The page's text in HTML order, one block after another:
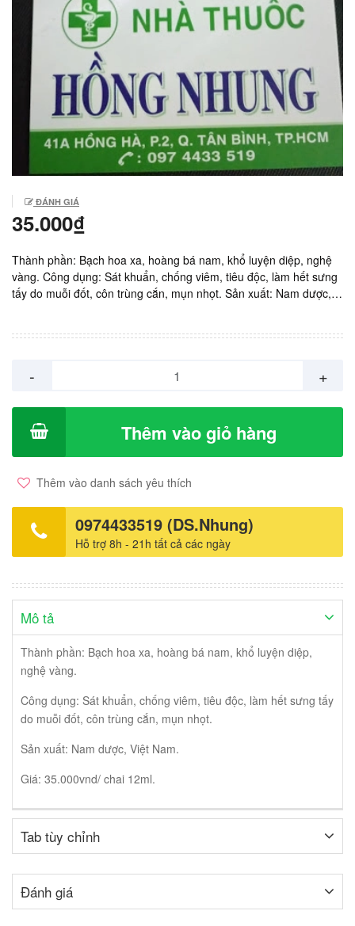
ĐÁNH GIÁ
35.000₫
Thành phần: Bạch hoa xa, hoàng bá nam, khổ luyện diệp, nghệ
vàng. Công dụng: Sát khuẩn, chống viêm, tiêu độc, làm hết sưng
tấy do muỗi đốt, côn trùng cắn, mụn nhọt. Sản xuất: Nam dược,
- +
Thêm vào giỏ hàng
Thêm vào danh sách yêu thích
0974433519 (DS.Nhung)
Hỗ trợ 8h - 21h tất cả các ngày
Mô tả
Thành phần: Bạch hoa xa, hoàng bá nam, khổ luyện diệp,
nghệ vàng.
Công dụng: Sát khuẩn, chống viêm, tiêu độc, làm hết sưng tấy
do muỗi đốt, côn trùng cắn, mụn nhọt.
Sản xuất: Nam dược, Việt Nam.
Giá: 35.000vnd/ chai 12ml.
Tab tùy chỉnh
Đánh giá